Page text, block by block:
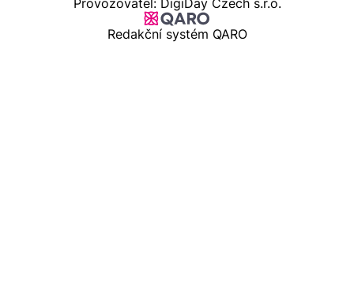
Provozovatel: DigiDay Czech s.r.o.
Redakční systém QARO